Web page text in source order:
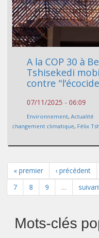
A la COP 30 à
Tshisekedi
contre
07/11/2025 - 06:09
Environnement, Actualité
changement climatique, Félix
« premier ‹ précédent
7
8 9 …
Mots-clés